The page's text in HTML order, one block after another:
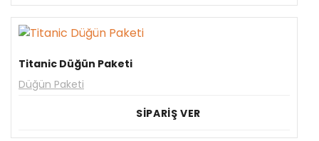
Titanic Düğün Paketi
Düğün Paketi
SİPARİŞ VER